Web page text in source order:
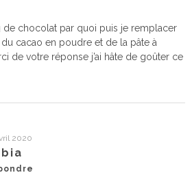
de chocolat par quoi puis je remplacer
du cacao en poudre et de la pâte à
de votre réponse j’ai hâte de goûter ce
2020